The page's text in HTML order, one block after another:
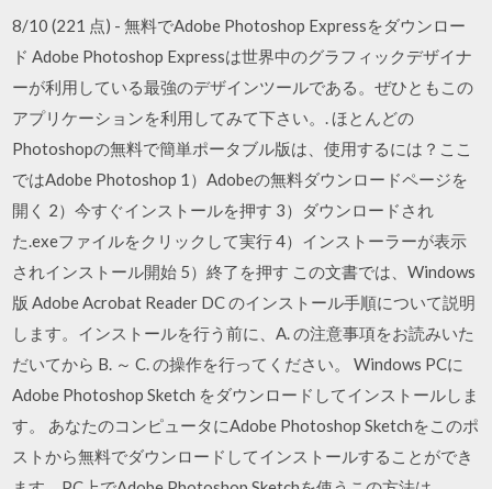
8/10 (221 点) - 無料でAdobe Photoshop Expressをダウンロー
ド Adobe Photoshop Expressは世界中のグラフィックデザイナ
ーが利用している最強のデザインツールである。ぜひともこの
アプリケーションを利用してみて下さい。. ほとんどの
Photoshopの無料で簡単ポータブル版は、使用するには？ここ
ではAdobe Photoshop 1）Adobeの無料ダウンロードページを
開く 2）今すぐインストールを押す 3）ダウンロードされ
た.exeファイルをクリックして実行 4）インストーラーが表示
されインストール開始 5）終了を押す この文書では、Windows
版 Adobe Acrobat Reader DC のインストール手順について説明
します。インストールを行う前に、A. の注意事項をお読みいた
だいてから B. ～ C. の操作を行ってください。 Windows PCに
Adobe Photoshop Sketch をダウンロードしてインストールしま
す。 あなたのコンピュータにAdobe Photoshop Sketchをこのポ
ストから無料でダウンロードしてインストールすることができ